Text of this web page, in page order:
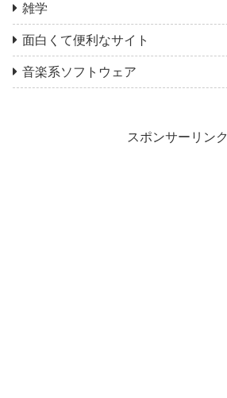
雑学
面白くて便利なサイト
音楽系ソフトウェア
スポンサーリンク